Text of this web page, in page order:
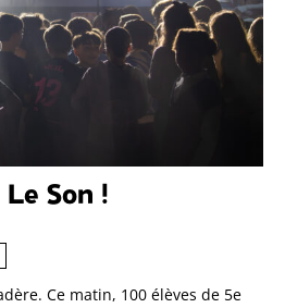
Son !
Ce matin, 100 élèves de 5e